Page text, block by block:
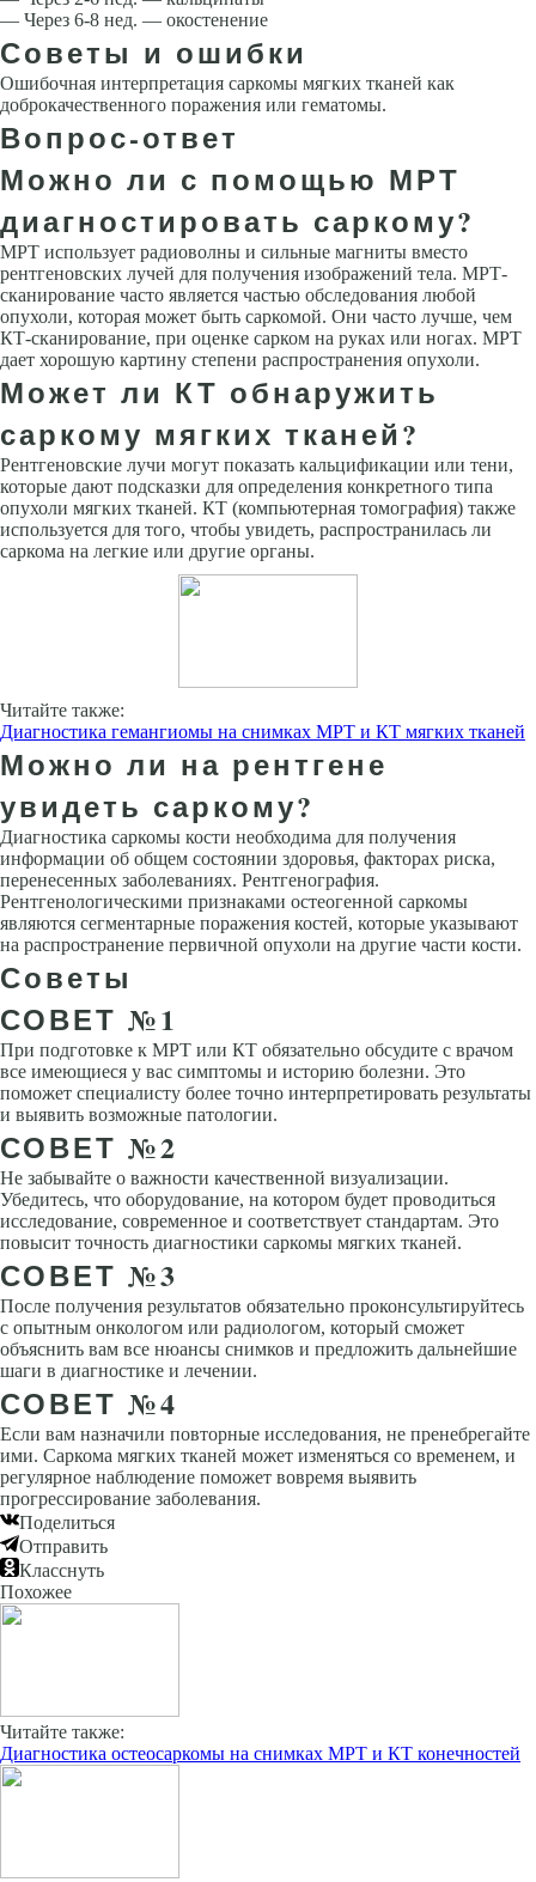
— Через 6-8 нед. — окостенение
Советы и ошибки
Ошибочная интерпретация саркомы мягких тканей как
доброкачественного поражения или гематомы.
Вопрос-ответ
Можно ли с помощью МРТ
диагностировать саркому?
МРТ использует радиоволны и сильные магниты вместо
рентгеновских лучей для получения изображений тела. МРТ-
сканирование часто является частью обследования любой
опухоли, которая может быть саркомой. Они часто лучше, чем
КТ-сканирование, при оценке сарком на руках или ногах. МРТ
дает хорошую картину степени распространения опухоли.
Может ли КТ обнаружить
саркому мягких тканей?
Рентгеновские лучи могут показать кальцификации или тени,
которые дают подсказки для определения конкретного типа
опухоли мягких тканей. КТ (компьютерная томография) также
используется для того, чтобы увидеть, распространилась ли
саркома на легкие или другие органы.
Читайте также:
Диагностика гемангиомы на снимках МРТ и КТ мягких тканей
Можно ли на рентгене
увидеть саркому?
Диагностика саркомы кости необходима для получения
информации об общем состоянии здоровья, факторах риска,
перенесенных заболеваниях. Рентгенография.
Рентгенологическими признаками остеогенной саркомы
являются сегментарные поражения костей, которые указывают
на распространение первичной опухоли на другие части кости.
Советы
СОВЕТ №1
При подготовке к МРТ или КТ обязательно обсудите с врачом
все имеющиеся у вас симптомы и историю болезни. Это
поможет специалисту более точно интерпретировать результаты
и выявить возможные патологии.
СОВЕТ №2
Не забывайте о важности качественной визуализации.
Убедитесь, что оборудование, на котором будет проводиться
исследование, современное и соответствует стандартам. Это
повысит точность диагностики саркомы мягких тканей.
СОВЕТ №3
После получения результатов обязательно проконсультируйтесь
с опытным онкологом или радиологом, который сможет
объяснить вам все нюансы снимков и предложить дальнейшие
шаги в диагностике и лечении.
СОВЕТ №4
Если вам назначили повторные исследования, не пренебрегайте
ими. Саркома мягких тканей может изменяться со временем, и
регулярное наблюдение поможет вовремя выявить
прогрессирование заболевания.
Поделиться
Отправить
Класснуть
Похожее
Читайте также:
Диагностика остеосаркомы на снимках МРТ и КТ конечностей